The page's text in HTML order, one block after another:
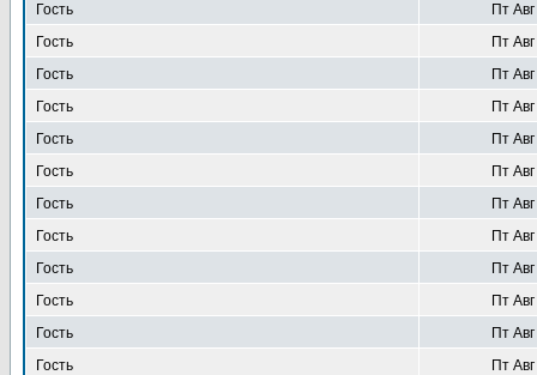
Гость
Пт
Гость
Пт
Гость
Пт
Гость
Пт
Гость
Пт
Гость
Пт
Гость
Пт
Гость
Пт
Гость
Пт
Гость
Пт
Гость
Пт
Гость
Пт